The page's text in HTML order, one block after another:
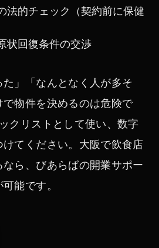
法的チェック（契約前に保健
状回復条件の交渉
た」「なんとなく人が多そ
で物件を決めるのは危険で
クリストとして使い、数字
てください。大阪で飲食店
ら、びあらばの開業サポー
能です。